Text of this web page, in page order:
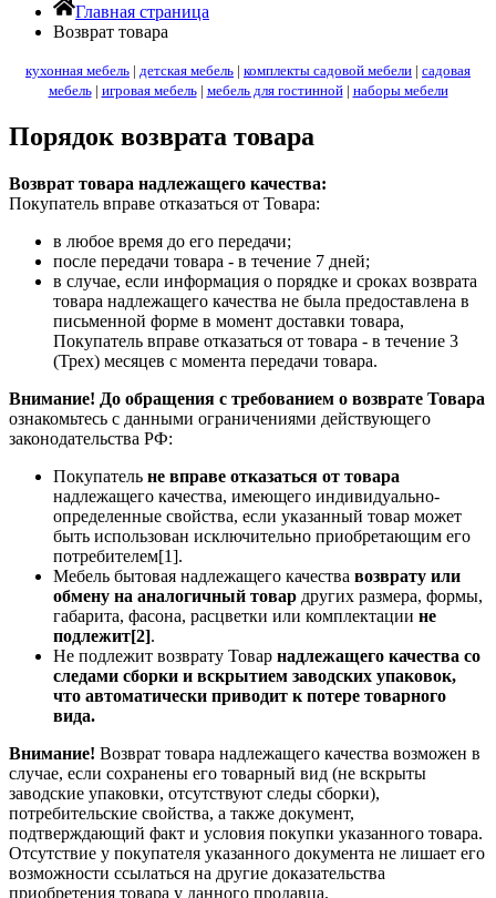
Главная страница
Возврат товара
кухонная мебель | детская мебель | комплекты садовой мебели | садовая
мебель| игровая мебель| мебель для гостинной| наборы мебели
Порядок возврата товара
Возврат товара надлежащего качества:
Покупатель вправе отказаться от Товара:
в любое время до его передачи;
после передачи товара - в течение 7 дней;
в случае, если информация о порядке и сроках возврата
товара надлежащего качества не была предоставлена в
письменной форме в момент доставки товара,
Покупатель вправе отказаться от товара - в течение 3
(Трех) месяцев с момента передачи товара.
Внимание! До обращения с требованием о возврате Товара
ознакомьтесь с данными ограничениями действующего
законодательства РФ:
Покупатель не вправе отказаться от товара
надлежащего качества, имеющего индивидуально-
определенные свойства, если указанный товар может
быть использован исключительно приобретающим его
потребителем[1].
Мебель бытовая надлежащего качества возврату или
обмену на аналогичный товар других размера, формы,
габарита, фасона, расцветки или комплектации не
подлежит[2].
Не подлежит возврату Товар надлежащего качества со
следами сборки и вскрытием заводских упаковок,
что автоматически приводит к потере товарного
вида.
Внимание! Возврат товара надлежащего качества возможен в
случае, если сохранены его товарный вид (не вскрыты
заводские упаковки, отсутствуют следы сборки),
потребительские свойства, а также документ,
подтверждающий факт и условия покупки указанного товара.
Отсутствие у покупателя указанного документа не лишает его
возможности ссылаться на другие доказательства
приобретения товара у данного продавца.